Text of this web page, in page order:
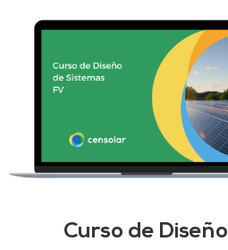
Curso de Diseño